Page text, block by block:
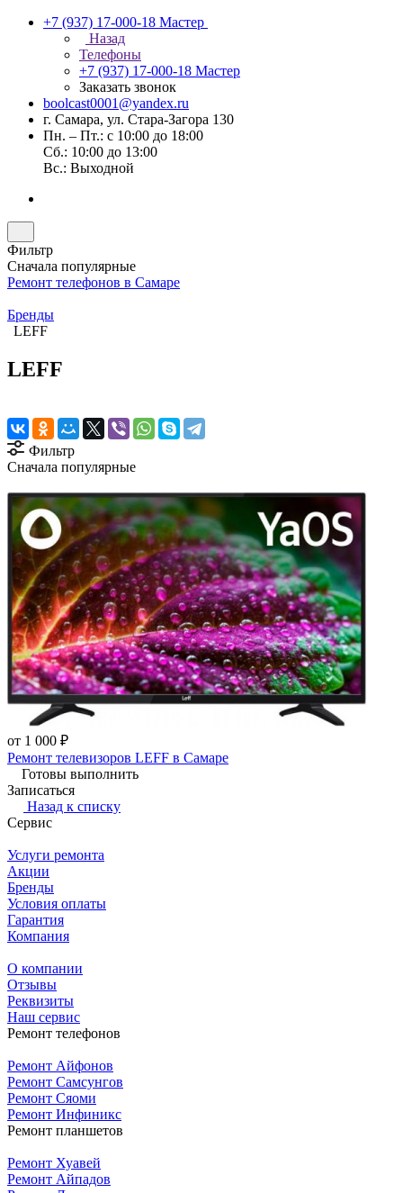
+7 (937) 17-000-18 Мастер
Назад
Телефоны
+7 (937) 17-000-18 Мастер
Заказать звонок
boolcast0001@yandex.ru
г. Самара, ул. Стара-Загора 130
Пн. – Пт.: с 10:00 до 18:00
Сб.: 10:00 до 13:00
Вс.: Выходной
Фильтр
Сначала популярные
Ремонт телефонов в Самаре
Бренды
LEFF
LEFF
Фильтр
Сначала популярные
от 1 000 ₽
Ремонт телевизоров LEFF в Самаре
Готовы выполнить
Записаться
Назад к списку
Сервис
Услуги ремонта
Акции
Бренды
Условия оплаты
Гарантия
Компания
О компании
Отзывы
Реквизиты
Наш сервис
Ремонт телефонов
Ремонт Айфонов
Ремонт Самсунгов
Ремонт Сяоми
Ремонт Инфиникс
Ремонт планшетов
Ремонт Хуавей
Ремонт Айпадов